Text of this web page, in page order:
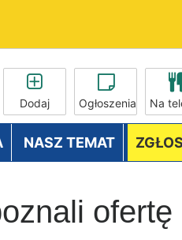
Dodaj Ogłoszenia Na
NASZ TEMAT